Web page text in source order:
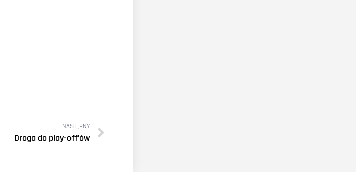
NASTĘPNY
Droga do play-off’ów